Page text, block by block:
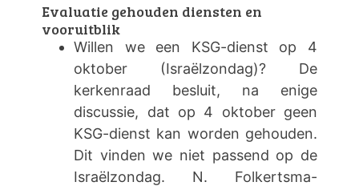
Evaluatie gehouden diensten en
vooruitblik
Willen we een KSG-dienst op 4
oktober (Israëlzondag)? De
kerkenraad besluit, na enige
discussie, dat op 4 oktober geen
KSG-dienst kan worden gehouden.
Dit vinden we niet passend op de
Israëlzondag. N. Folkertsma-